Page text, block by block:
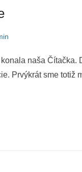
naša
Prvýkrát sme totiž